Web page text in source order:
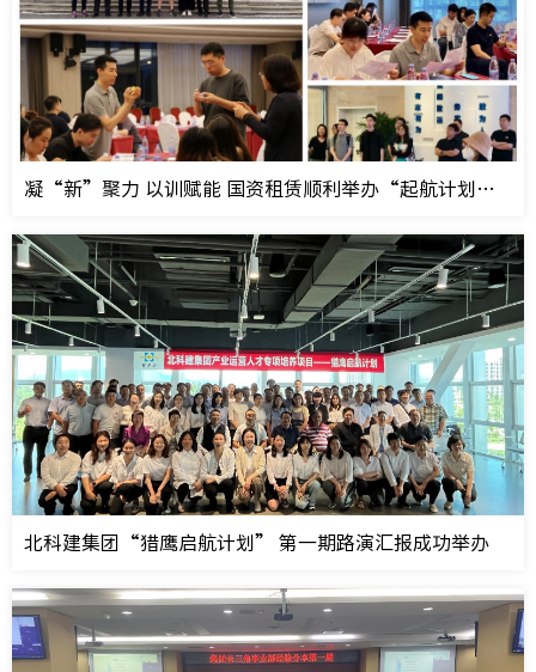
凝“新”聚力 以训赋能 国资租赁顺利举办“起航计划”培训
北科建集团“猎鹰启航计划” 第一期路演汇报成功举办